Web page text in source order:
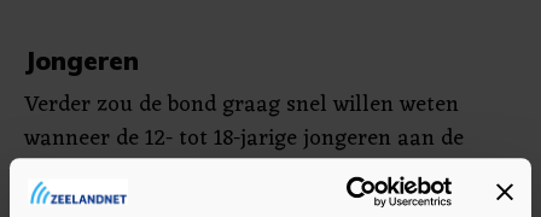
Jongeren
Verder zou de bond graag snel willen weten
wanneer de 12- tot 18-jarige jongeren aan de
beurt komen voor vaccinatie. "Want dat is ook
van belang voor de volledige heropening van het